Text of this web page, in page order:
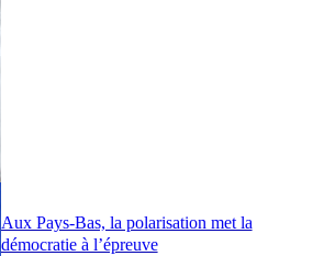
Aux Pays-Bas, la polarisation met la
démocratie à l’épreuve